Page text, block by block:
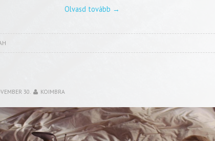
Olvasd tovább →
30. KOIMBRA